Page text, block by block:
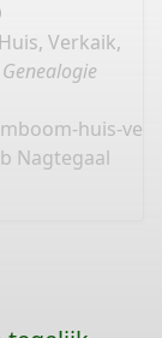
Verkaik,
Genealogie
huis-
Nagtegaal